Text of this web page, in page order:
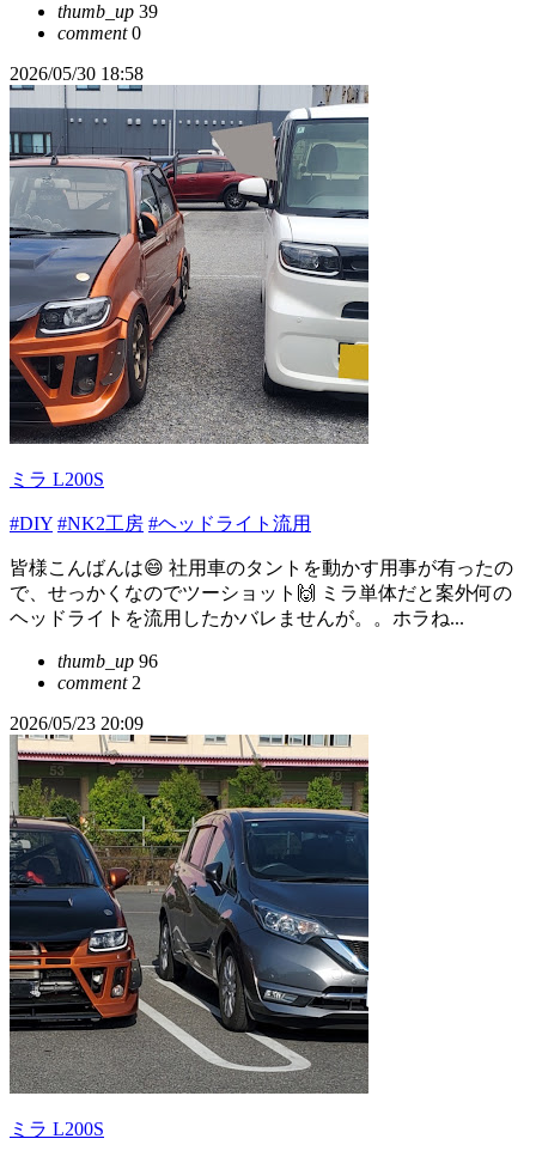
thumb_up 39
comment0
2026/05/30 18:58
ミラ L200S
#DIY #NK2工房 #ヘッドライト流用
皆様こんばんは😄 社用車のタントを動かす用事が有ったの
で、せっかくなのでツーショット🙌 ミラ単体だと案外何の
ヘッドライトを流用したかバレませんが。。ホラね...
thumb_up 96
comment2
2026/05/23 20:09
ミラ L200S